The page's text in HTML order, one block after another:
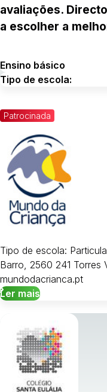
avaliações.
a escolher a
Patrocinada
Tipo de escola:
Barro, 2560 241 Torres
mundodacrianca.pt
Ler mais